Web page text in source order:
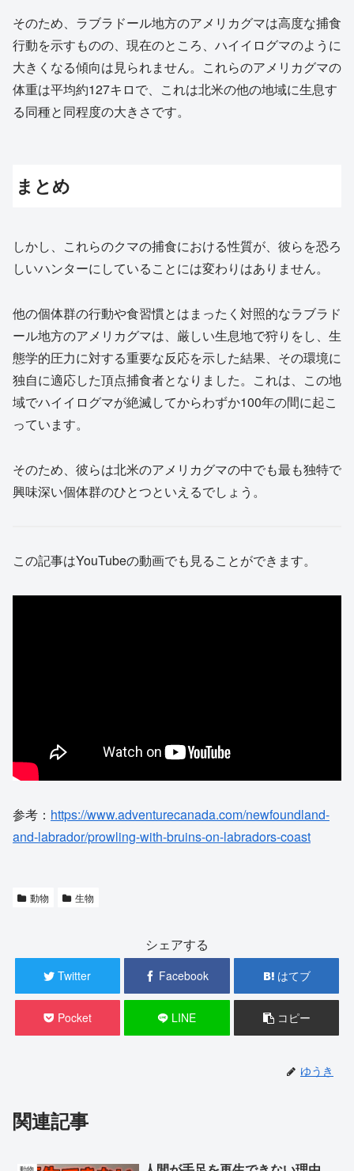
そのため、ラブラドール地方のアメリカグマは高度な捕食
行動を示すものの、現在のところ、ハイイログマのように
大きくなる傾向は見られません。これらのアメリカグマの
体重は平均約127キロで、これは北米の他の地域に生息す
る同種と同程度の大きさです。
まとめ
しかし、これらのクマの捕食における性質が、彼らを恐ろ
しいハンターにしていることには変わりはありません。
他の個体群の行動や食習慣とはまったく対照的なラブラド
ール地方のアメリカグマは、厳しい生息地で狩りをし、生
態学的圧力に対する重要な反応を示した結果、その環境に
独自に適応した頂点捕食者となりました。これは、この地
域でハイイログマが絶滅してからわずか100年の間に起こ
っています。
そのため、彼らは北米のアメリカグマの中でも最も独特で
興味深い個体群のひとつといえるでしょう。
この記事はYouTubeの動画でも見ることができます。
参考： https://www.adventurecanada.com/newfoundland-
and-labrador/prowling-with-bruins-on-labradors-coast
動物 生物
シェアする
Twitter Facebook はてブ
Pocket LINE コピー
ゆうき
関連記事